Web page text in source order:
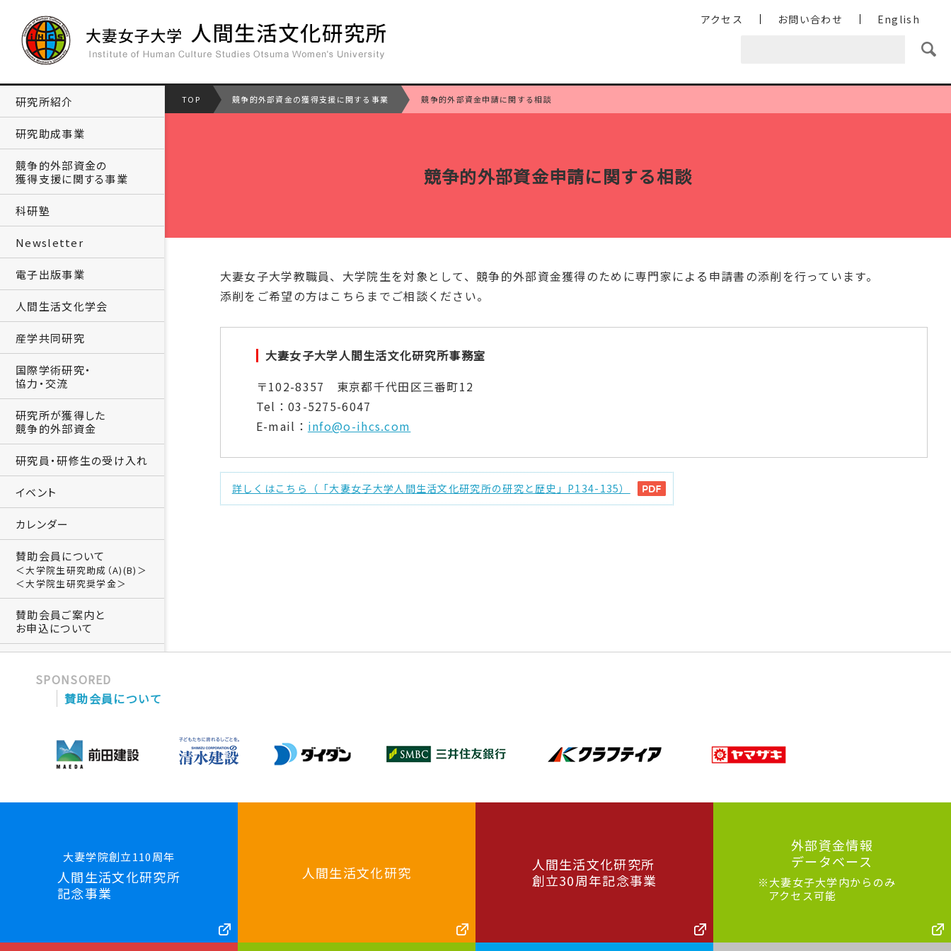
アクセス お問い合わせ English
研究所紹介
研究助成事業
競争的外部資金の
獲得支援に関する事業
科研塾
Newsletter
電子出版事業
人間生活文化学会
産学共同研究
国際学術研究・
協力・交流
研究所が獲得した
競争的外部資金
研究員・研修生の受け入れ
イベント
カレンダー
賛助会員について
＜大学院生研究助成（A)(B)＞
＜大学院生研究奨学金＞
賛助会員ご案内と
お申込について
TOP 競争的外部資金の獲得支援に関する事業 競争的外部資金申請に関する相談
競争的外部資金申請に関する相談
大妻女子大学教職員、大学院生を対象として、競争的外部資金獲得のために専門家による申請書の添削を行っています。
添削をご希望の方はこちらまでご相談ください。
大妻女子大学人間生活文化研究所事務室
〒102-8357 東京都千代田区三番町12
Tel：03-5275-6047
E-mail： info@o-ihcs.com
詳しくはこちら （「大妻女子大学人間生活文化研究所の研究と歴史」P134-135）
SPONSORED
賛助会員について
大妻学院創立110周年
人間生活文化研究所
記念事業
人間生活文化研究
人間生活文化研究所
創立30周年記念事業
外部資金情報
データベース
※大妻女子大学内からのみ
アクセス可能